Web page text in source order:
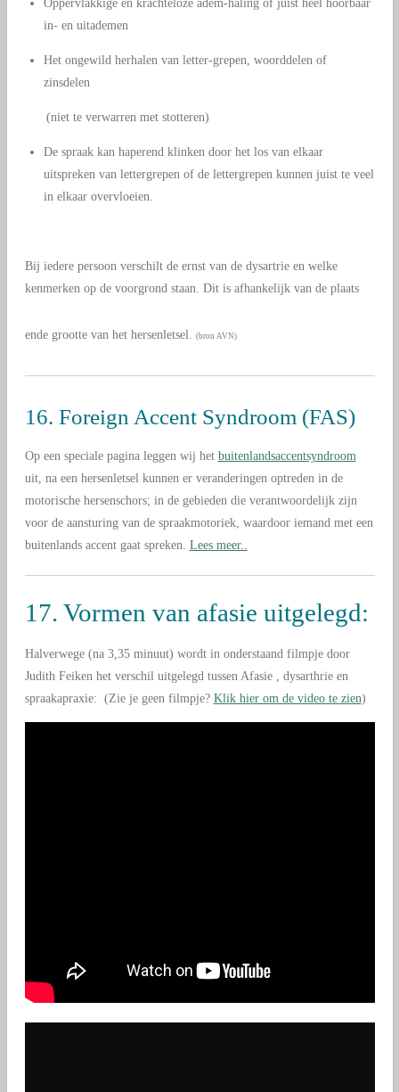
Oppervlakkige en krachteloze adem-haling of juist heel hoorbaar
in- en uitademen
Het ongewild herhalen van letter-grepen, woorddelen of
zinsdelen
(niet te verwarren met stotteren)
De spraak kan haperend klinken door het los van elkaar
uitspreken van lettergrepen of de lettergrepen kunnen juist te veel
in elkaar overvloeien.
Bij iedere persoon verschilt de ernst van de dysartrie en welke
kenmerken op de voorgrond staan. Dit is afhankelijk van de plaats
ende grootte van het hersenletsel. (bron AVN)
16. Foreign Accent Syndroom (FAS)
Op een speciale pagina leggen wij het buitenlandsaccentsyndroom
uit, na een hersenletsel kunnen er veranderingen optreden in de
motorische hersenschors; in de gebieden die verantwoordelijk zijn
voor de aansturing van de spraakmotoriek, waardoor iemand met een
buitenlands accent gaat spreken. Lees meer..
17. Vormen van afasie uitgelegd:
Halverwege (na 3,35 minuut) wordt in onderstaand filmpje door
Judith Feiken het verschil uitgelegd tussen Afasie , dysarthrie en
spraakapraxie: (Zie je geen filmpje? Klik hier om de video te zien)